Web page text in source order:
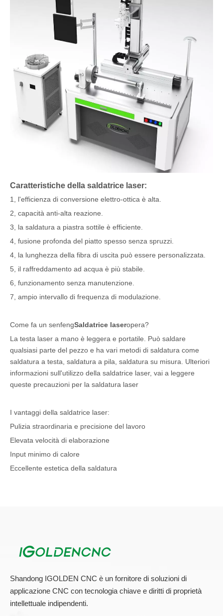
Caratteristiche della saldatrice laser:
1, l'efficienza di conversione elettro-ottica è alta.
2, capacità anti-alta reazione.
3, la saldatura a piastra sottile è efficiente.
4, fusione profonda del piatto spesso senza spruzzi.
4, la lunghezza della fibra di uscita può essere personalizzata.
5, il raffreddamento ad acqua è più stabile.
6, funzionamento senza manutenzione.
7, ampio intervallo di frequenza di modulazione.
Come fa un senfengSaldatrice laseropera?
La testa laser a mano è leggera e portatile. Può saldare
qualsiasi parte del pezzo e ha vari metodi di saldatura come
saldatura a testa, saldatura a pila, saldatura su misura. Ulteriori
informazioni sull'utilizzo della saldatrice laser, vai a leggere
queste precauzioni per la saldatura laser
I vantaggi della saldatrice laser:
Pulizia straordinaria e precisione del lavoro
Elevata velocità di elaborazione
Input minimo di calore
Eccellente estetica della saldatura
saldatura:
Configurazione manuale
Configurazione semi-automatica
Configurazione automatica
Shandong IGOLDEN CNC è un fornitore di soluzioni di
applicazione CNC con tecnologia chiave e diritti di proprietà
intellettuale indipendenti.